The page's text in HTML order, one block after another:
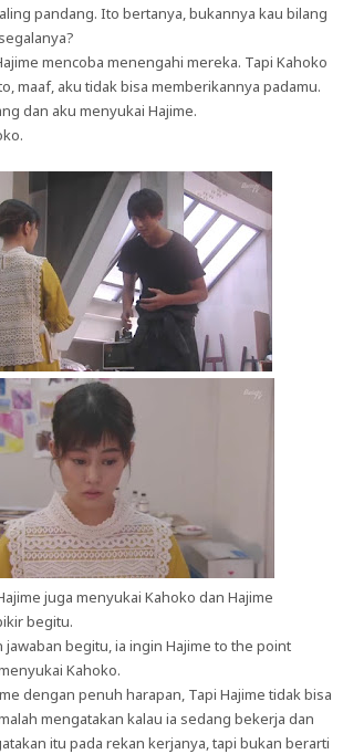
pandang. Ito bertanya, bukannya kau bilang
mencoba menengahi mereka. Tapi Kahoko
maaf, aku tidak bisa memberikannya padamu.
dan aku menyukai Hajime.
juga menyukai Kahoko dan Hajime
begitu.
begitu, ia ingin Hajime to the point
Kahoko.
dengan penuh harapan, Tapi Hajime tidak bisa
mengatakan kalau ia sedang bekerja dan
itu pada rekan kerjanya, tapi bukan berarti